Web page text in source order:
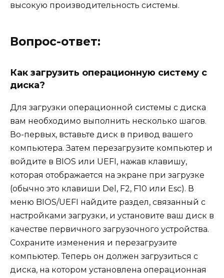
высокую производительность системы.
Вопрос-ответ:
Как загрузить операционную систему с
диска?
Для загрузки операционной системы с диска
вам необходимо выполнить несколько шагов.
Во-первых, вставьте диск в привод вашего
компьютера. Затем перезагрузите компьютер и
войдите в BIOS или UEFI, нажав клавишу,
которая отображается на экране при загрузке
(обычно это клавиши Del, F2, F10 или Esc). В
меню BIOS/UEFI найдите раздел, связанный с
настройками загрузки, и установите ваш диск в
качестве первичного загрузочного устройства.
Сохраните изменения и перезагрузите
компьютер. Теперь он должен загрузиться с
диска, на котором установлена операционная